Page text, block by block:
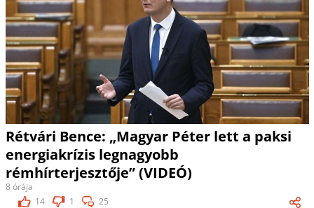
Rétvári Bence: „Magyar Péter lett a paksi
energiakrízis legnagyobb
rémhírterjesztője” (VIDEÓ)
8 órája
14
1 25